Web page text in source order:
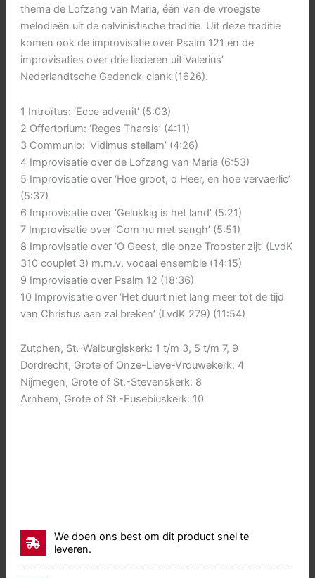
We doen ons best om dit product snel te
leveren.
thema de Lofzang van Maria, één van de vroegste
melodieën uit de calvinistische traditie. Uit deze traditie
komen ook de improvisatie over Psalm 121 en de
improvisaties over drie liederen uit Valerius’
Nederlandtsche Gedenck-clank (1626).
1 Introïtus: ‘Ecce advenit’ (5:03)
2 Offertorium: ‘Reges Tharsis’ (4:11)
3 Communio: ‘Vidimus stellam’ (4:26)
4 Improvisatie over de Lofzang van Maria (6:53)
5 Improvisatie over ‘Hoe groot, o Heer, en hoe vervaerlic’
(5:37)
6 Improvisatie over ‘Gelukkig is het land’ (5:21)
7 Improvisatie over ‘Com nu met sangh’ (5:51)
8 Improvisatie over ‘O Geest, die onze Trooster zijt’ (LvdK
310 couplet 3) m.m.v. vocaal ensemble (14:15)
9 Improvisatie over Psalm 12 (18:36)
10 Improvisatie over ‘Het duurt niet lang meer tot de tijd
van Christus aan zal breken’ (LvdK 279) (11:54)
Zutphen, St.-Walburgiskerk: 1 t/m 3, 5 t/m 7, 9
Dordrecht, Grote of Onze-Lieve-Vrouwekerk: 4
Nijmegen, Grote of St.-Stevenskerk: 8
Arnhem, Grote of St.-Eusebiuskerk: 10